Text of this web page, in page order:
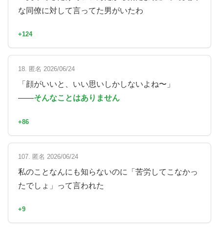
な同僚に対して言ってた男がいたわ
+124
18. 匿名 2026/06/24
「顔がいいと、いい思いしかしないよね〜」
——そんなことはありません
+86
107. 匿名 2026/06/24
私のことなんにも知らないのに「苦労してこなかっ
たでしょ」って言われた
+9